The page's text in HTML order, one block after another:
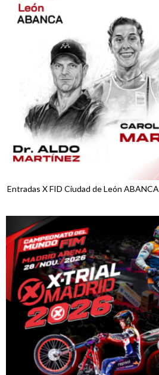
Entradas X FID Ciudad de León ABANCA